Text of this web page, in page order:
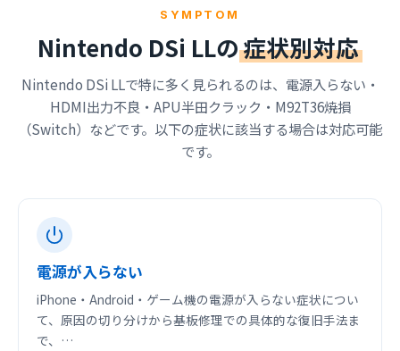
SYMPTOM
Nintendo DSi LLの症状別対応
Nintendo DSi LLで特に多く見られるのは、電源入らない・
HDMI出力不良・APU半田クラック・M92T36焼損
（Switch）などです。以下の症状に該当する場合は対応可能
です。
電源が入らない
iPhone・Android・ゲーム機の電源が入らない症状につい
て、原因の切り分けから基板修理での具体的な復旧手法ま
で、…